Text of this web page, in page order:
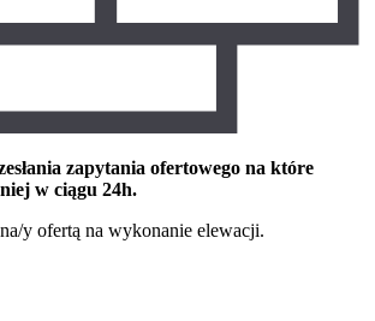
zapytania ofertowego na które
w ciągu 24h.
y ofertą na wykonanie elewacji.